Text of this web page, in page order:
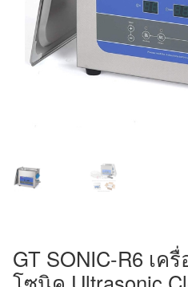
GT SONIC-R6 เค